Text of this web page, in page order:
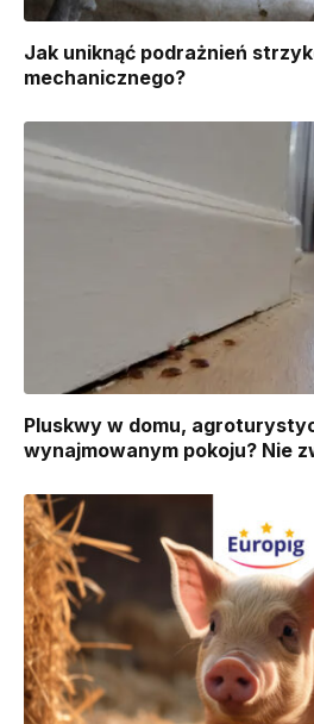
Jak uniknąć podrażnień
mechanicznego?
Pluskwy w domu,
wynajmowanym pokoju? Nie